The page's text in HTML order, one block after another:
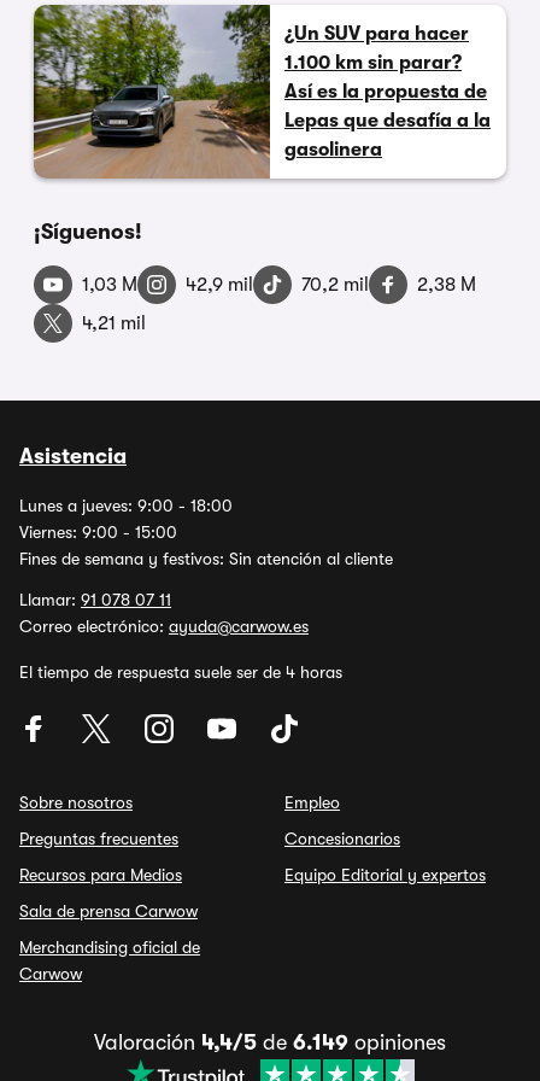
¿Un SUV para hacer
1.100 km sin parar?
Así es la propuesta de
Lepas que desafía a la
gasolinera
¡Síguenos!
1,03 M 42,9 mil 70,2 mil
2,38 M
4,21 mil
Asistencia
Lunes a jueves: 9:00 - 18:00
Viernes: 9:00 - 15:00
Fines de semana y festivos: Sin atención al cliente
Llamar: 91 078 07 11
Correo electrónico: ayuda@carwow.es
El tiempo de respuesta suele ser de 4 horas
Sobre nosotros
Preguntas frecuentes
Recursos para Medios
Sala de prensa Carwow
Merchandising oficial de
Carwow
Empleo
Concesionarios
Equipo Editorial y expertos
Valoración 4,4/5 de 6.149 opiniones